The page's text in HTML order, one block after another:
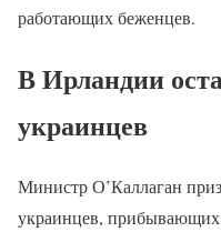
работающих беженцев.
В Ирландии
украинцев
Министр О’Каллаган
украинцев,